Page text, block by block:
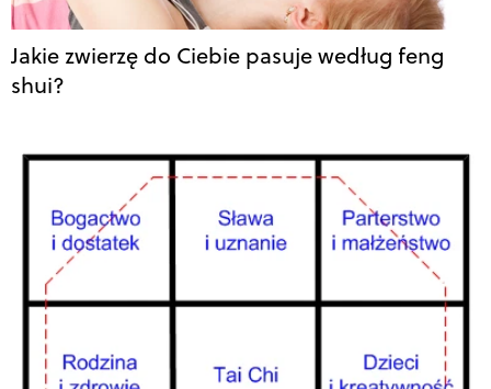
Jakie zwierzę do Ciebie pasuje według feng
shui?